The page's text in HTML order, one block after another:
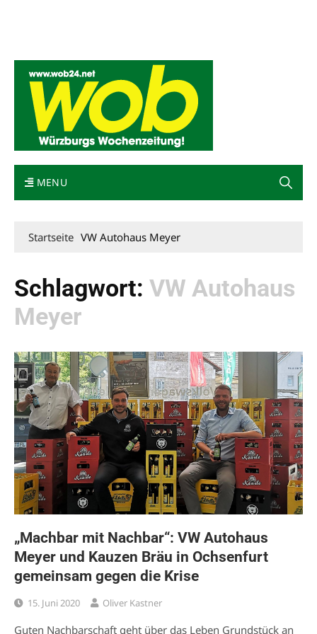
MENU
Startseite VW Autohaus Meyer
Schlagwort: VW Autohaus
Meyer
„Machbar mit Nachbar“: VW Autohaus
Meyer und Kauzen Bräu in Ochsenfurt
gemeinsam gegen die Krise
15. Juni 2020 Oliver Kastner
Guten Nachbarschaft geht über das Leben Grundstück an